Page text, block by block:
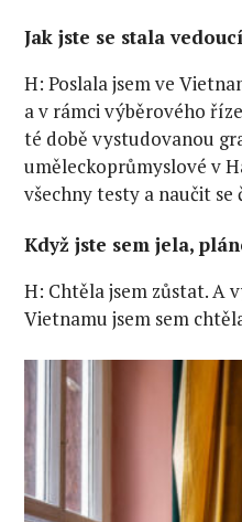
Jak jste se stala
H: Poslala jsem ve
a v rámci výběrového
té době vystudovanou
uměleckoprůmyslové v
všechny testy a naučit se
Když jste sem jela,
H: Chtěla jsem zůstat. A
Vietnamu jsem sem